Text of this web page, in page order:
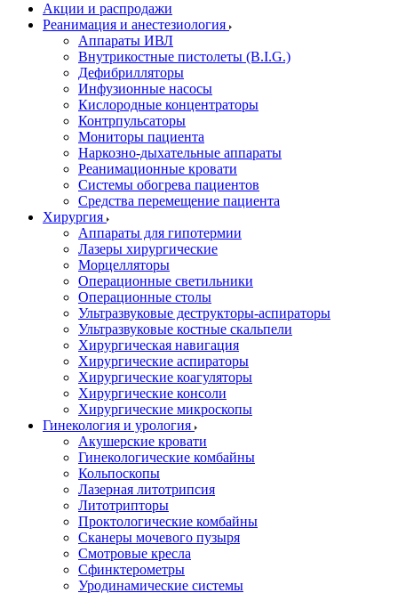
Акции и распродажи
Реанимация и анестезиология
Аппараты ИВЛ
Внутрикостные пистолеты (B.I.G.)
Дефибрилляторы
Инфузионные насосы
Кислородные концентраторы
Контрпульсаторы
Мониторы пациента
Наркозно-дыхательные аппараты
Реанимационные кровати
Системы обогрева пациентов
Средства перемещение пациента
Хирургия
Аппараты для гипотермии
Лазеры хирургические
Морцелляторы
Операционные светильники
Операционные столы
Ультразвуковые деструкторы-аспираторы
Ультразвуковые костные скальпели
Хирургическая навигация
Хирургические аспираторы
Хирургические коагуляторы
Хирургические консоли
Хирургические микроскопы
Гинекология и урология
Акушерские кровати
Гинекологические комбайны
Кольпоскопы
Лазерная литотрипсия
Литотрипторы
Проктологические комбайны
Сканеры мочевого пузыря
Смотровые кресла
Сфинктерометры
Уродинамические системы